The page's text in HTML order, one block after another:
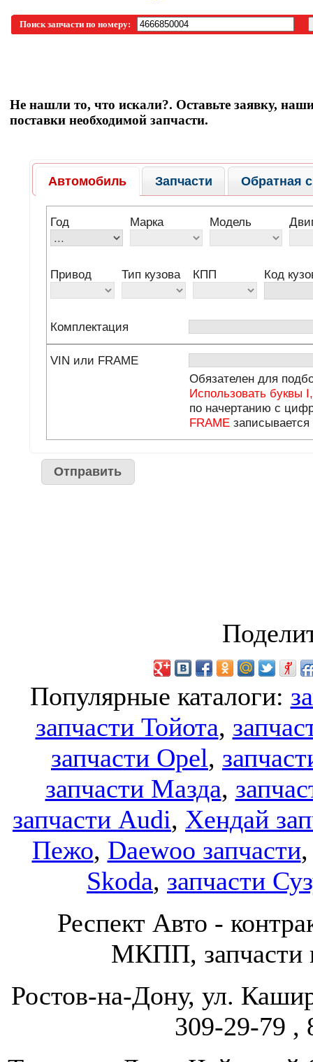
Поиск запчасти по номеру:
Не нашли то, что искали?. Оставьте заявку,
поставки необходимой запчасти.
Популярные каталоги:
запчасти Тойота,
запчасти Opel,
запчасти Мазда,
запчасти Audi, Хендай
Пежо, Daewoo запчасти
Skoda, запчасти
Респект Авто -
МКПП, запчасти
Ростов-на-Дону, ул.
309-29-79 ,